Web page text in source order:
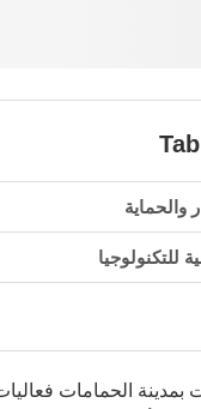
والحماية
للتكنولوجيا
بمدينة الحمامات